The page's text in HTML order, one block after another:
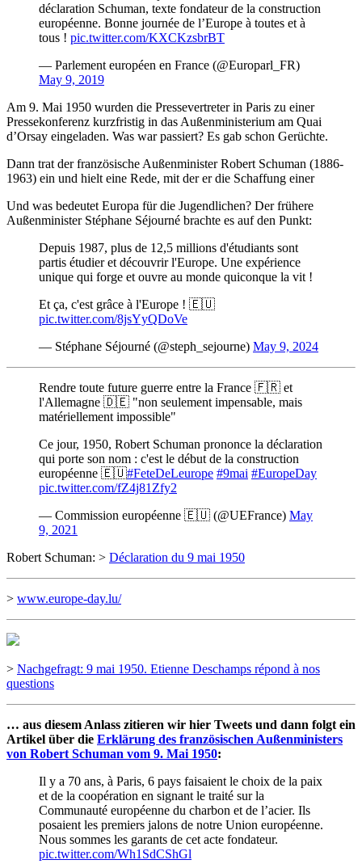
déclaration Schuman, texte fondateur de la construction
européenne. Bonne journée de l’Europe à toutes et à
tous ! pic.twitter.com/KXCKzsbrBT
— Parlement européen en France (@Europarl_FR)
May 9, 2019
Am 9. Mai 1950 wurden die Pressevertreter in Paris zu einer
Pressekonferenz kurzfristig in das Außenministerium am Quai
d’Orsay eingeladen. Was war passiert? Es gab schon Gerüchte.
Dann trat der französische Außenminister Robert Schuman (1886-
1963) ein und hielt eine Rede, mit der er die Schaffung einer
Und was bedeutet Europa für die Jugendlichen? Der frühere
Außenminister Stéphane Séjourné brachte es auf den Punkt:
Depuis 1987, plus de 12,5 millions d'étudiants sont
partis étudier et découvrir l'Europe. Une expérience
unique qui forge et ouvre au monde quiconque la vit !
Et ça, c'est grâce à l'Europe ! 🇪🇺
pic.twitter.com/8jsYyQDoVe
— Stéphane Séjourné (@steph_sejourne) May 9, 2024
Rendre toute future guerre entre la France 🇫🇷 et
l'Allemagne 🇩🇪 "non seulement impensable, mais
matériellement impossible"
Ce jour, 1950, Robert Schuman prononce la déclaration
qui porte son nom : c'est le début de la construction
européenne 🇪🇺#FeteDeLeurope #9mai #EuropeDay
pic.twitter.com/fZ4j81Zfy2
— Commission européenne 🇪🇺 (@UEFrance) May
9, 2021
Robert Schuman: > Déclaration du 9 mai 1950
> www.europe-day.lu/
> Nachgefragt: 9 mai 1950. Etienne Deschamps répond à nos
questions
… aus diesem Anlass zitieren wir hier Tweets und dann folgt ein
Artikel über die Erklärung des französischen Außenministers
von Robert Schuman vom 9. Mai 1950:
Il y a 70 ans, à Paris, 6 pays faisaient le choix de la paix
et de la coopération en signant le traité sur la
Communauté européenne du charbon et de l’acier. Ils
posaient les premiers jalons de notre Union européenne.
Nous sommes les garants de cet acte fondateur.
pic.twitter.com/Wh1SdCShGl